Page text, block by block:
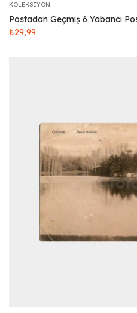
KOLEKSIYON
Postadan Geçmiş 6 Yabancı
₺29,99